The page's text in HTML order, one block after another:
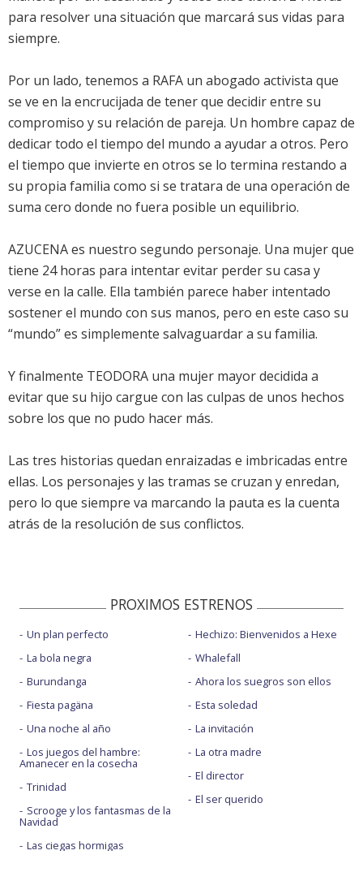
para resolver una situación que marcará sus vidas para
siempre.
Por un lado, tenemos a RAFA un abogado activista que
se ve en la encrucijada de tener que decidir entre su
compromiso y su relación de pareja. Un hombre capaz de
dedicar todo el tiempo del mundo a ayudar a otros. Pero
el tiempo que invierte en otros se lo termina restando a
su propia familia como si se tratara de una operación de
suma cero donde no fuera posible un equilibrio.
AZUCENA es nuestro segundo personaje. Una mujer que
tiene 24 horas para intentar evitar perder su casa y
verse en la calle. Ella también parece haber intentado
sostener el mundo con sus manos, pero en este caso su
“mundo” es simplemente salvaguardar a su familia.
Y finalmente TEODORA una mujer mayor decidida a
evitar que su hijo cargue con las culpas de unos hechos
sobre los que no pudo hacer más.
Las tres historias quedan enraizadas e imbricadas entre
ellas. Los personajes y las tramas se cruzan y enredan,
pero lo que siempre va marcando la pauta es la cuenta
atrás de la resolución de sus conflictos.
PROXIMOS ESTRENOS
Un plan perfecto
La bola negra
Burundanga
Fiesta pagäna
Una noche al año
Los juegos del hambre:
Amanecer en la cosecha
Trinidad
Scrooge y los fantasmas de la
Navidad
Las ciegas hormigas
Hechizo: Bienvenidos a Hexe
Whalefall
Ahora los suegros son ellos
Esta soledad
La invitación
La otra madre
El director
El ser querido